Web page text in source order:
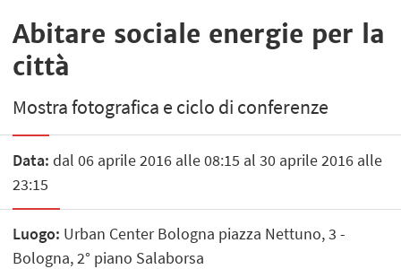
Abitare sociale energie per la
città
Mostra fotografica e ciclo di conferenze
Data: dal 06 aprile 2016 alle 08:15 al 30 aprile 2016 alle
23:15
Luogo: Urban Center Bologna piazza Nettuno, 3 -
Bologna, 2° piano Salaborsa